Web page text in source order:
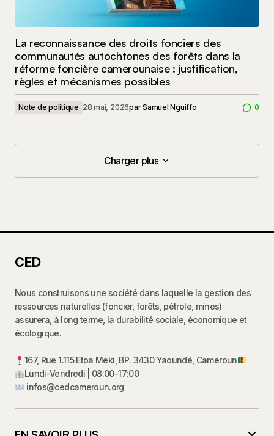
La reconnaissance des droits fonciers des
communautés autochtones des forêts dans la
réforme foncière camerounaise : justification,
règles et mécanismes possibles
Note de politique 28 mai, 2026parSamuel Nguiffo 0
Charger plus
Charger plus
CED
Nous construisons une société dans laquelle la gestion des
ressources naturelles (foncier, forêts, pétrole, mines)
assurera, à long terme, la durabilité sociale, économique et
écologique.
167, Rue 1.115 Etoa Meki, BP. 3430 Yaoundé, Cameroun
Lundi-Vendredi | 08:00-17:00
infos@cedcameroun.org